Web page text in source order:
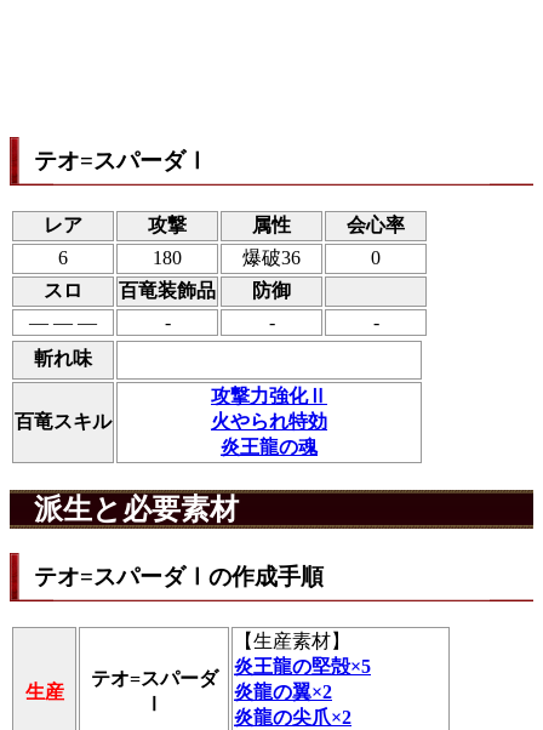
テオ=スパーダⅠ
レア 攻撃 属性
会心率
6
180 爆破36
0
スロ
百竜装飾品
防御
― ― ―
- -
-
斬れ味
百竜スキル
攻撃力強化Ⅱ
火やられ特効
炎王龍の魂
派生と必要素材
テオ=スパーダⅠの作成手順
生産
テオ=スパーダ
【生産素材】
炎王龍の堅殻×5
炎龍の翼×2
炎龍の尖爪×2